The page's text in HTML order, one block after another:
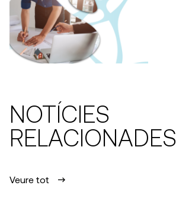
NOTÍCIES
RELACIONADES
Veure tot